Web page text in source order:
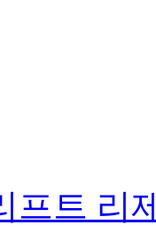
프트 리